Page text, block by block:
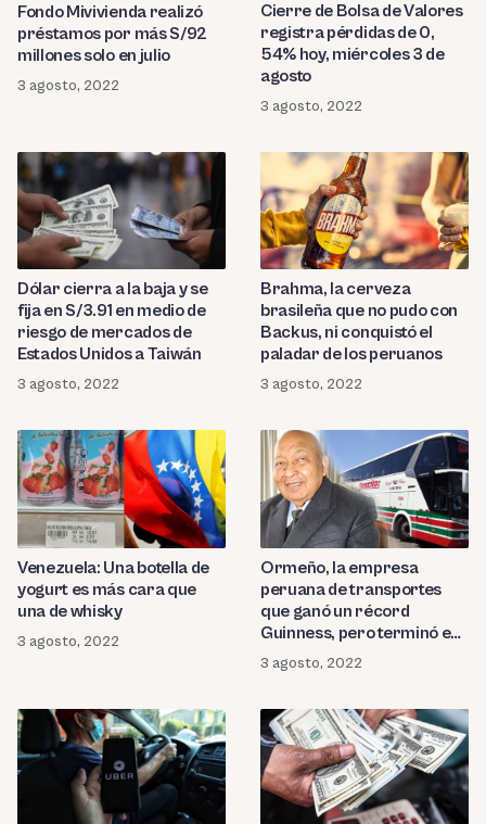
Fondo Mivivienda realizó
préstamos por más S/92
millones solo en julio
3 agosto, 2022
Cierre de Bolsa de Valores
registra pérdidas de 0,
54% hoy, miércoles 3 de
agosto
3 agosto, 2022
Dólar cierra a la baja y se
fija en S/3.91 en medio de
riesgo de mercados de
Estados Unidos a Taiwán
3 agosto, 2022
Brahma, la cerveza
brasileña que no pudo con
Backus, ni conquistó el
paladar de los peruanos
3 agosto, 2022
Venezuela: Una botella de
yogurt es más cara que
una de whisky
3 agosto, 2022
Ormeño, la empresa
peruana de transportes
que ganó un récord
Guinness, pero terminó en
la bancarrota
3 agosto, 2022